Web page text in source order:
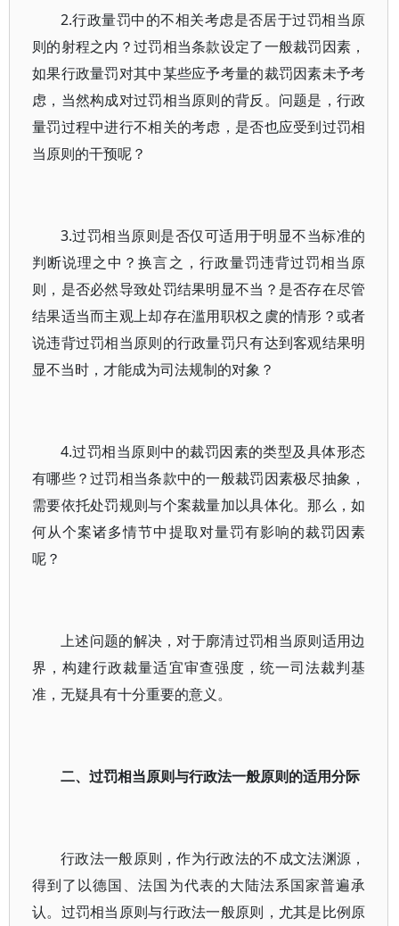
2.行政量罚中的不相关考虑是否居于过罚相当原
则的射程之内？过罚相当条款设定了一般裁罚因素，
如果行政量罚对其中某些应予考量的裁罚因素未予考
虑，当然构成对过罚相当原则的背反。问题是，行政
量罚过程中进行不相关的考虑，是否也应受到过罚相
当原则的干预呢？
3.过罚相当原则是否仅可适用于明显不当标准的
判断说理之中？换言之，行政量罚违背过罚相当原
则，是否必然导致处罚结果明显不当？是否存在尽管
结果适当而主观上却存在滥用职权之虞的情形？或者
说违背过罚相当原则的行政量罚只有达到客观结果明
显不当时，才能成为司法规制的对象？
4.过罚相当原则中的裁罚因素的类型及具体形态
有哪些？过罚相当条款中的一般裁罚因素极尽抽象，
需要依托处罚规则与个案裁量加以具体化。那么，如
何从个案诸多情节中提取对量罚有影响的裁罚因素
呢？
上述问题的解决，对于廓清过罚相当原则适用边
界，构建行政裁量适宜审查强度，统一司法裁判基
准，无疑具有十分重要的意义。
二、过罚相当原则与行政法一般原则的适用分际
行政法一般原则，作为行政法的不成文法渊源，
得到了以德国、法国为代表的大陆法系国家普遍承
认。过罚相当原则与行政法一般原则，尤其是比例原